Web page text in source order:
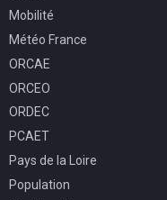
Mobilité
Météo France
ORCAE
ORCEO
ORDEC
PCAET
Pays de la Loire
Population